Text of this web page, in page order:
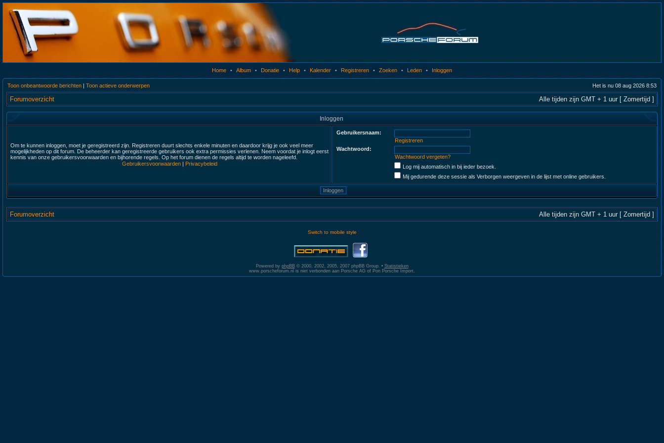
Home • Album • Donatie • Help • Kalender • Registreren • Zoeken • Leden • Inloggen
Toon onbeantwoorde berichten | Toon actieve onderwerpen Het is nu 08 aug 2026 8:53
Forumoverzicht Alle tijden zijn GMT + 1 uur [ Zomertijd ]
Inloggen
Om te kunnen inloggen, moet je geregistreerd zijn. Registreren duurt slechts enkele minuten en daardoor krijg je ook veel meer
mogelijkheden op dit forum. De beheerder kan geregistreerde gebruikers ook extra permissies verlenen. Neem voordat je inlogt eerst
kennis van onze gebruikersvoorwaarden en bijhorende regels. Op het forum dienen de regels altijd te worden nageleefd.
Gebruikersvoorwaarden| Privacybeleid
Gebruikersnaam:
Registreren
Wachtwoord:
Wachtwoord vergeten?
Log mij automatisch in bij ieder bezoek.
Mij gedurende deze sessie als Verborgen weergeven in de lijst met online gebruikers.
Forumoverzicht Alle tijden zijn GMT + 1 uur [ Zomertijd ]
Switch to mobile style
Powered by phpBB© 2000, 2002, 2005, 2007 phpBB Group. • Statistieken
www.porscheforum.nl is niet verbonden aan Porsche AG of Pon Porsche Import.